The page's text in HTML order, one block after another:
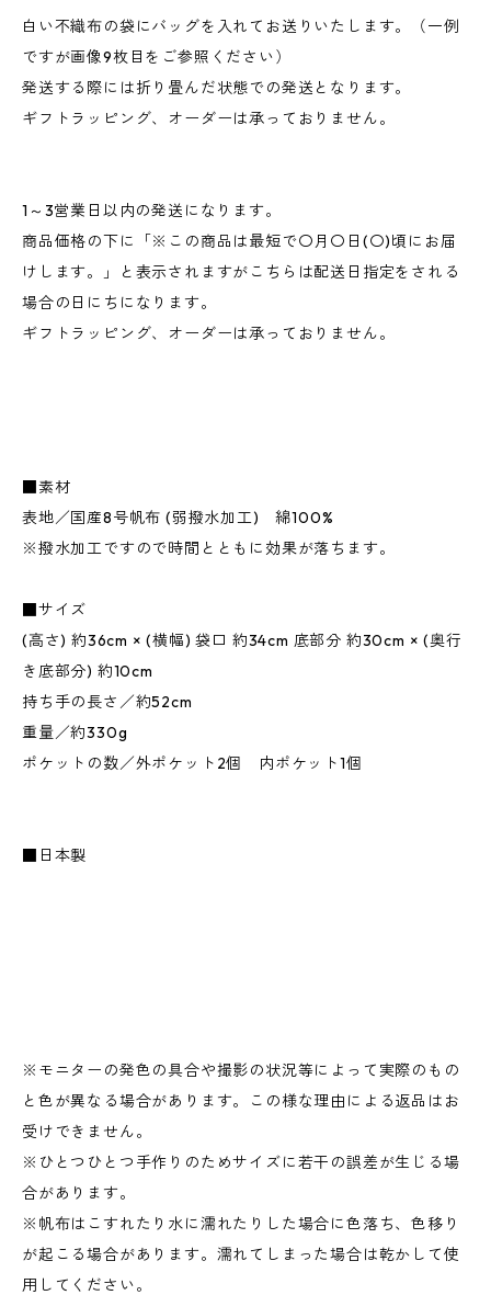
白い不織布の袋にバッグを入れてお送りいたします。（一例
ですが画像9枚目をご参照ください）
発送する際には折り畳んだ状態での発送となります。
ギフトラッピング、オーダーは承っておりません。
1～3営業日以内の発送になります。
商品価格の下に「※この商品は最短で〇月〇日(〇)頃にお届
けします。」と表示されますがこちらは配送日指定をされる
場合の日にちになります。
ギフトラッピング、オーダーは承っておりません。
■素材
表地／国産8号帆布 (弱撥水加工) 綿100%
※撥水加工ですので時間とともに効果が落ちます。
■サイズ
(高さ) 約36cm × (横幅) 袋口 約34cm 底部分 約30cm × (奥行
き底部分) 約10cm
持ち手の長さ／約52cm
重量／約330g
ポケットの数／外ポケット2個 内ポケット1個
■日本製
※モニターの発色の具合や撮影の状況等によって実際のもの
と色が異なる場合があります。この様な理由による返品はお
受けできません。
※ひとつひとつ手作りのためサイズに若干の誤差が生じる場
合があります。
※帆布はこすれたり水に濡れたりした場合に色落ち、色移り
が起こる場合があります。濡れてしまった場合は乾かして使
用してください。